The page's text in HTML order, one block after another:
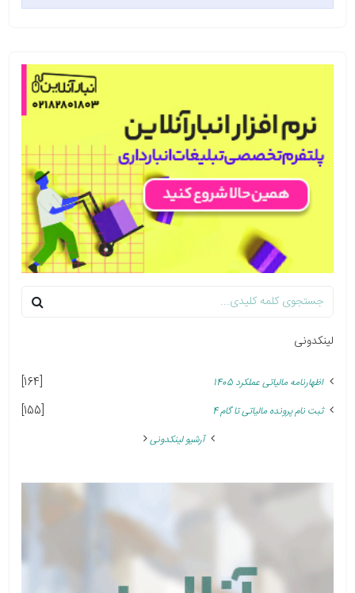
لینکدونی
اظهارنامه مالیاتی عملکرد 1405 [164]
ثبت نام پرونده مالیاتی تا گام 4 [155]
آرشیو لینکدونی